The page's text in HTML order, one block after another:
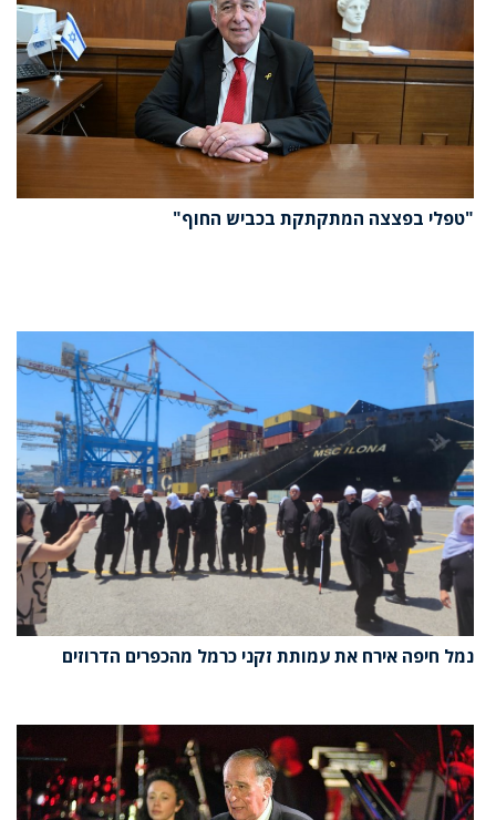
"טפלי בפצצה המתקתקת בכביש החוף"
נמל חיפה אירח את עמותת זקני כרמל מהכפרים הדרוזים